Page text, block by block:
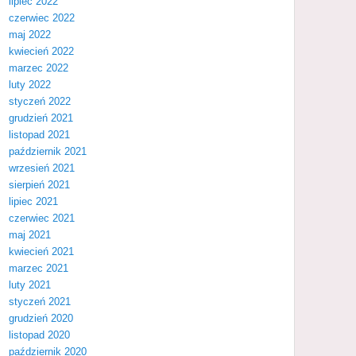
czerwiec 2022
maj 2022
kwiecień 2022
marzec 2022
luty 2022
styczeń 2022
grudzień 2021
listopad 2021
październik 2021
wrzesień 2021
sierpień 2021
lipiec 2021
czerwiec 2021
maj 2021
kwiecień 2021
marzec 2021
luty 2021
styczeń 2021
grudzień 2020
listopad 2020
październik 2020